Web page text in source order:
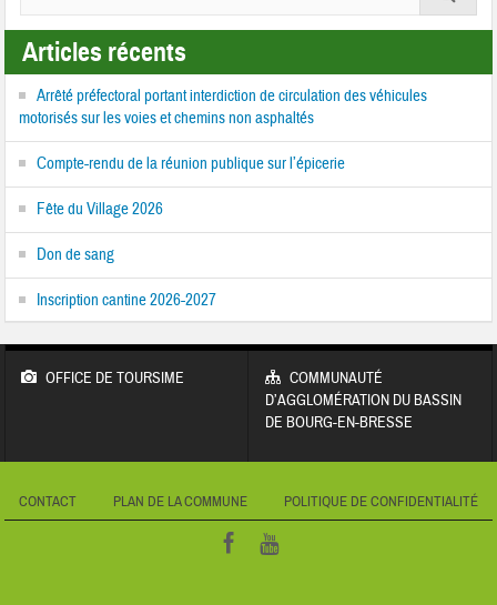
Articles récents
Arrêté préfectoral portant interdiction de circulation des véhicules
motorisés sur les voies et chemins non asphaltés
Compte-rendu de la réunion publique sur l’épicerie
Fête du Village 2026
Don de sang
Inscription cantine 2026-2027
OFFICE DE TOURSIME
COMMUNAUTÉ
D’AGGLOMÉRATION DU BASSIN
DE BOURG-EN-BRESSE
CONTACT PLAN DE LA COMMUNE POLITIQUE DE CONFIDENTIALITÉ